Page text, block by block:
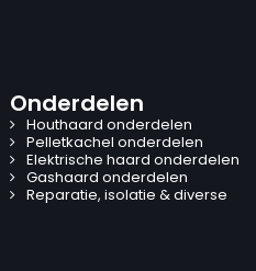
Onderdelen
Houthaard onderdelen
Pelletkachel onderdelen
Elektrische haard onderdelen
Gashaard onderdelen
Reparatie, isolatie & diverse